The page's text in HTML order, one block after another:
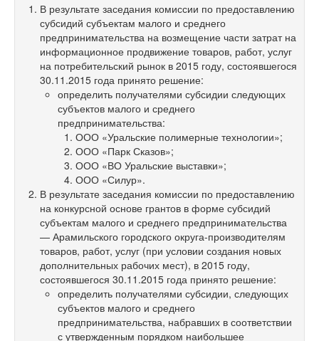
В результате заседания комиссии по предоставлению
субсидий субъектам малого и среднего
предпринимательства на возмещение части затрат на
информационное продвижение товаров, работ, услуг
на потребительский рынок в 2015 году, состоявшегося
30.11.2015 года принято решение:
определить получателями субсидии следующих
субъектов малого и среднего
предпринимательства:
ООО «Уральские полимерные технологии»;
ООО «Парк Сказов»;
ООО «ВО Уральские выставки»;
ООО «Силур».
В результате заседания комиссии по предоставлению
на конкурсной основе грантов в форме субсидий
субъектам малого и среднего предпринимательства
— Арамильского городского округа-производителям
товаров, работ, услуг (при условии создания новых
дополнительных рабочих мест), в 2015 году,
состоявшегося 30.11.2015 года принято решение:
определить получателями субсидии, следующих
субъектов малого и среднего
предпринимательства, набравших в соответствии
с утвержденным порядком наибольшее